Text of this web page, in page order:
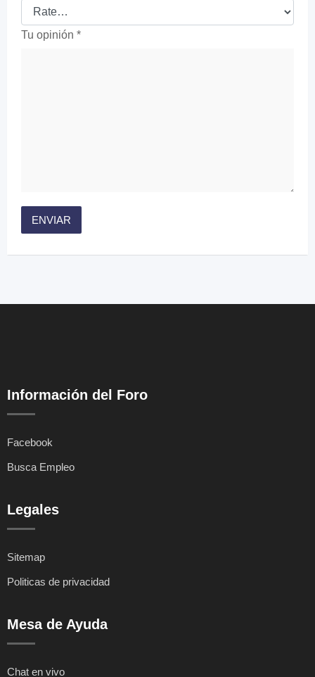
Tu opinión *
Información del Foro
Facebook
Busca Empleo
Legales
Sitemap
Politicas de privacidad
Mesa de Ayuda
Chat en vivo